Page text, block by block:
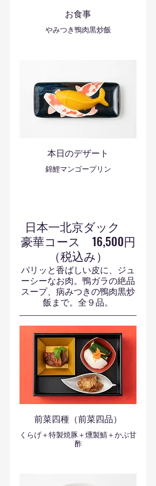
お食事
やみつき鴨肉黒炒飯
本日のデザート
錦鯉マンゴープリン
日本一北京ダック
豪華コース 16,500円
（税込み）
パリッと香ばしい皮に、ジュ
ーシーなお肉。鴨ガラの絶品
スープ、病みつきの鴨肉黒炒
飯まで。全９品。
前菜四種（前菜四品）
くらげ＋特製焼豚＋燻製鯖＋かぶ甘
酢